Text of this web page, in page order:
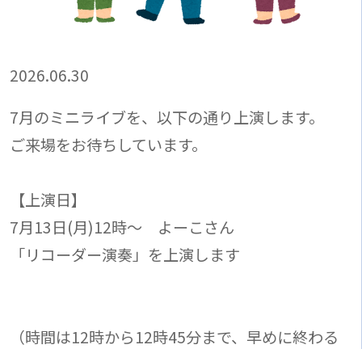
2026.06.30
7月のミニライブを、以下の通り上演します。
ご来場をお待ちしています。
【上演日】
7月13日(月)12時～ よーこさん
「リコーダー演奏」を上演します
（時間は12時から12時45分まで、早めに終わる